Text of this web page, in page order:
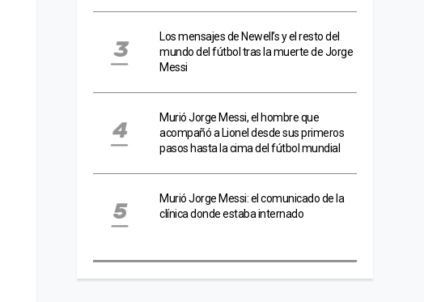
Los mensajes de Newell’s y el resto del
mundo del fútbol tras la muerte de Jorge
Messi
Murió Jorge Messi, el hombre que
acompañó a Lionel desde sus primeros
pasos hasta la cima del fútbol mundial
Murió Jorge Messi: el comunicado de la
clínica donde estaba internado